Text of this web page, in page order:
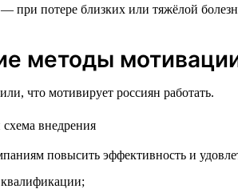
при потере близких или тяжёлой
методы
что мотивирует россиян работать.
повысить эффективность и